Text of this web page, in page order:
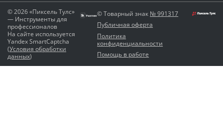
© 2026 «Пиксель Тулс»
— Инструменты для
профессионалов
На сайте используется
Yandex SmartCaptcha
(Условия обработки
данных)
© Товарный знак № 991317
Публичная оферта
Политика
конфиденциальности
Помощь в работе